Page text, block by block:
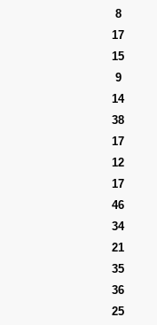
8
17
15
9
14
38
17
12
17
46
34
21
35
36
25